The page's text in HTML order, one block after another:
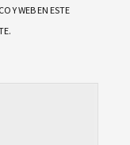
Y WEB EN ESTE